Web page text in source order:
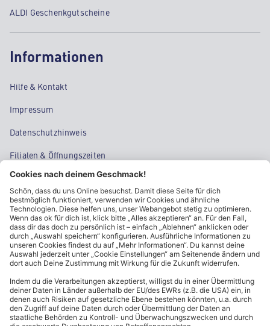
ALDI Geschenkgutscheine
Informationen
Hilfe & Kontakt
Impressum
Datenschutzhinweis
Filialen & Öffnungszeiten
Kontakt
Cookie-Einstellungen
Kundeninformationen
ALDI Nord folgen